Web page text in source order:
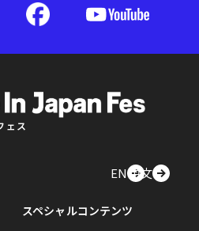
ェス
EN中文
スペシャルコンテンツ